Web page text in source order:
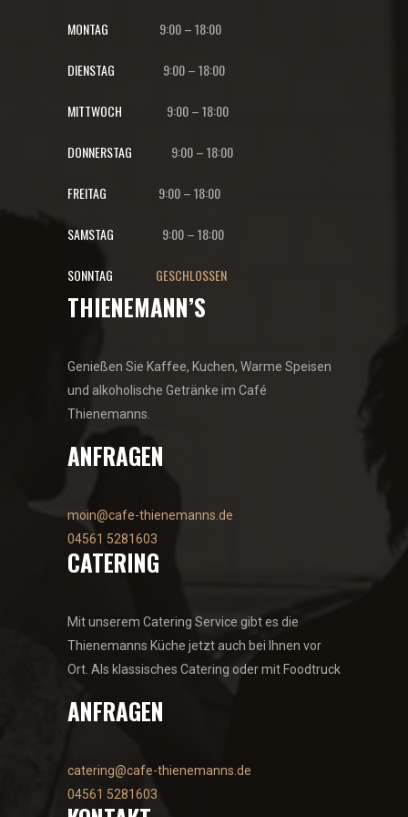
MONTAG 9:00–18:00
DIENSTAG 9:00–18:00
MITTWOCH 9:00–18:00
DONNERSTAG 9:00–18:00
FREITAG 9:00–18:00
SAMSTAG 9:00–18:00
SONNTAG GESCHLOSSEN
THIENEMANN’S
Genießen Sie Kaffee, Kuchen, Warme Speisen
und alkoholische Getränke im Café
Thienemanns.
ANFRAGEN
moin@cafe-thienemanns.de
04561 5281603
CATERING
Mit unserem Catering Service gibt es die
Thienemanns Küche jetzt auch bei Ihnen vor
Ort. Als klassisches Catering oder mit Foodtruck
ANFRAGEN
catering@cafe-thienemanns.de
04561 5281603